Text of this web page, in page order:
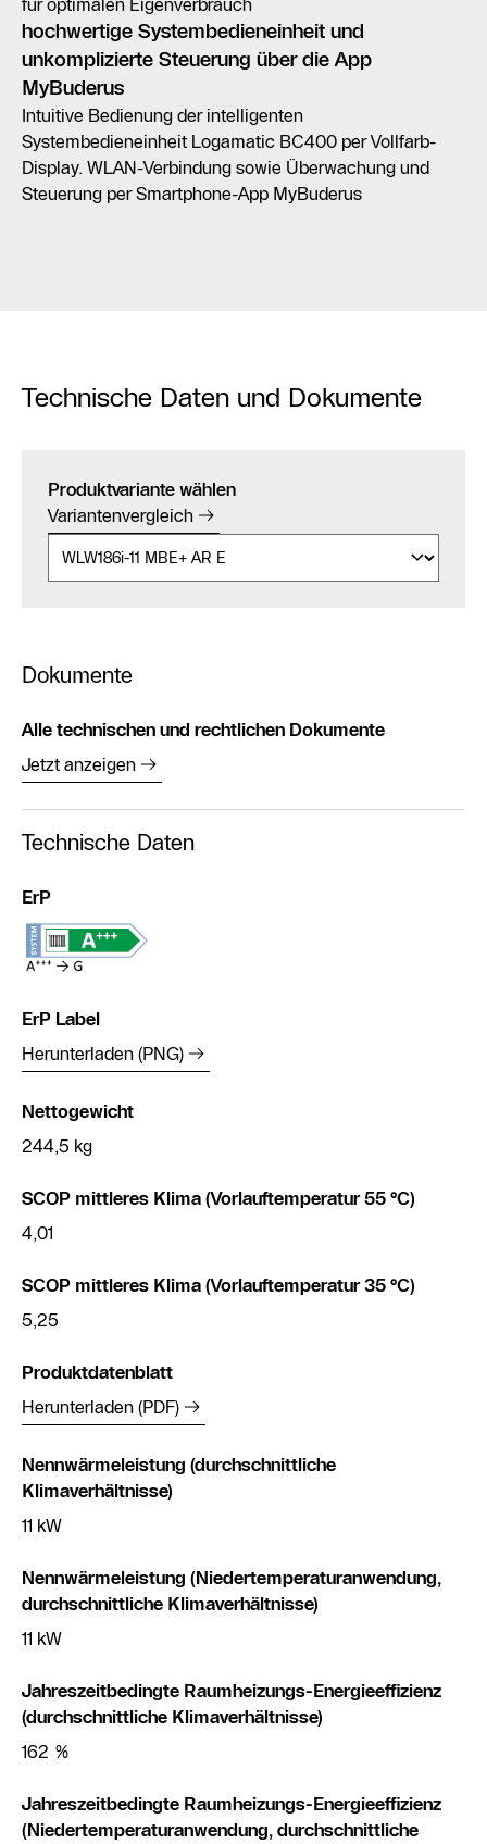
hochwertige Systembedieneinheit und
unkomplizierte Steuerung über die App
MyBuderus
Intuitive Bedienung der intelligenten
Systembedieneinheit Logamatic BC400 per Vollfarb-
Display. WLAN-Verbindung sowie Überwachung und
Steuerung per Smartphone-App MyBuderus
Technische Daten und Dokumente
Produktvariante wählen
Variantenvergleich
Dokumente
Alle technischen und rechtlichen Dokumente
Jetzt anzeigen
Technische Daten
ErP
ErP Label
Herunterladen (PNG)
Nettogewicht
244,5 kg
SCOP mittleres Klima (Vorlauftemperatur 55 °C)
4,01
SCOP mittleres Klima (Vorlauftemperatur 35 °C)
5,25
Produktdatenblatt
Herunterladen (PDF)
Nennwärmeleistung (durchschnittliche
Klimaverhältnisse)
11 kW
Nennwärmeleistung (Niedertemperaturanwendung,
durchschnittliche Klimaverhältnisse)
11 kW
Jahreszeitbedingte Raumheizungs-Energieeffizienz
(durchschnittliche Klimaverhältnisse)
162 %
Jahreszeitbedingte Raumheizungs-Energieeffizienz
(Niedertemperaturanwendung, durchschnittliche